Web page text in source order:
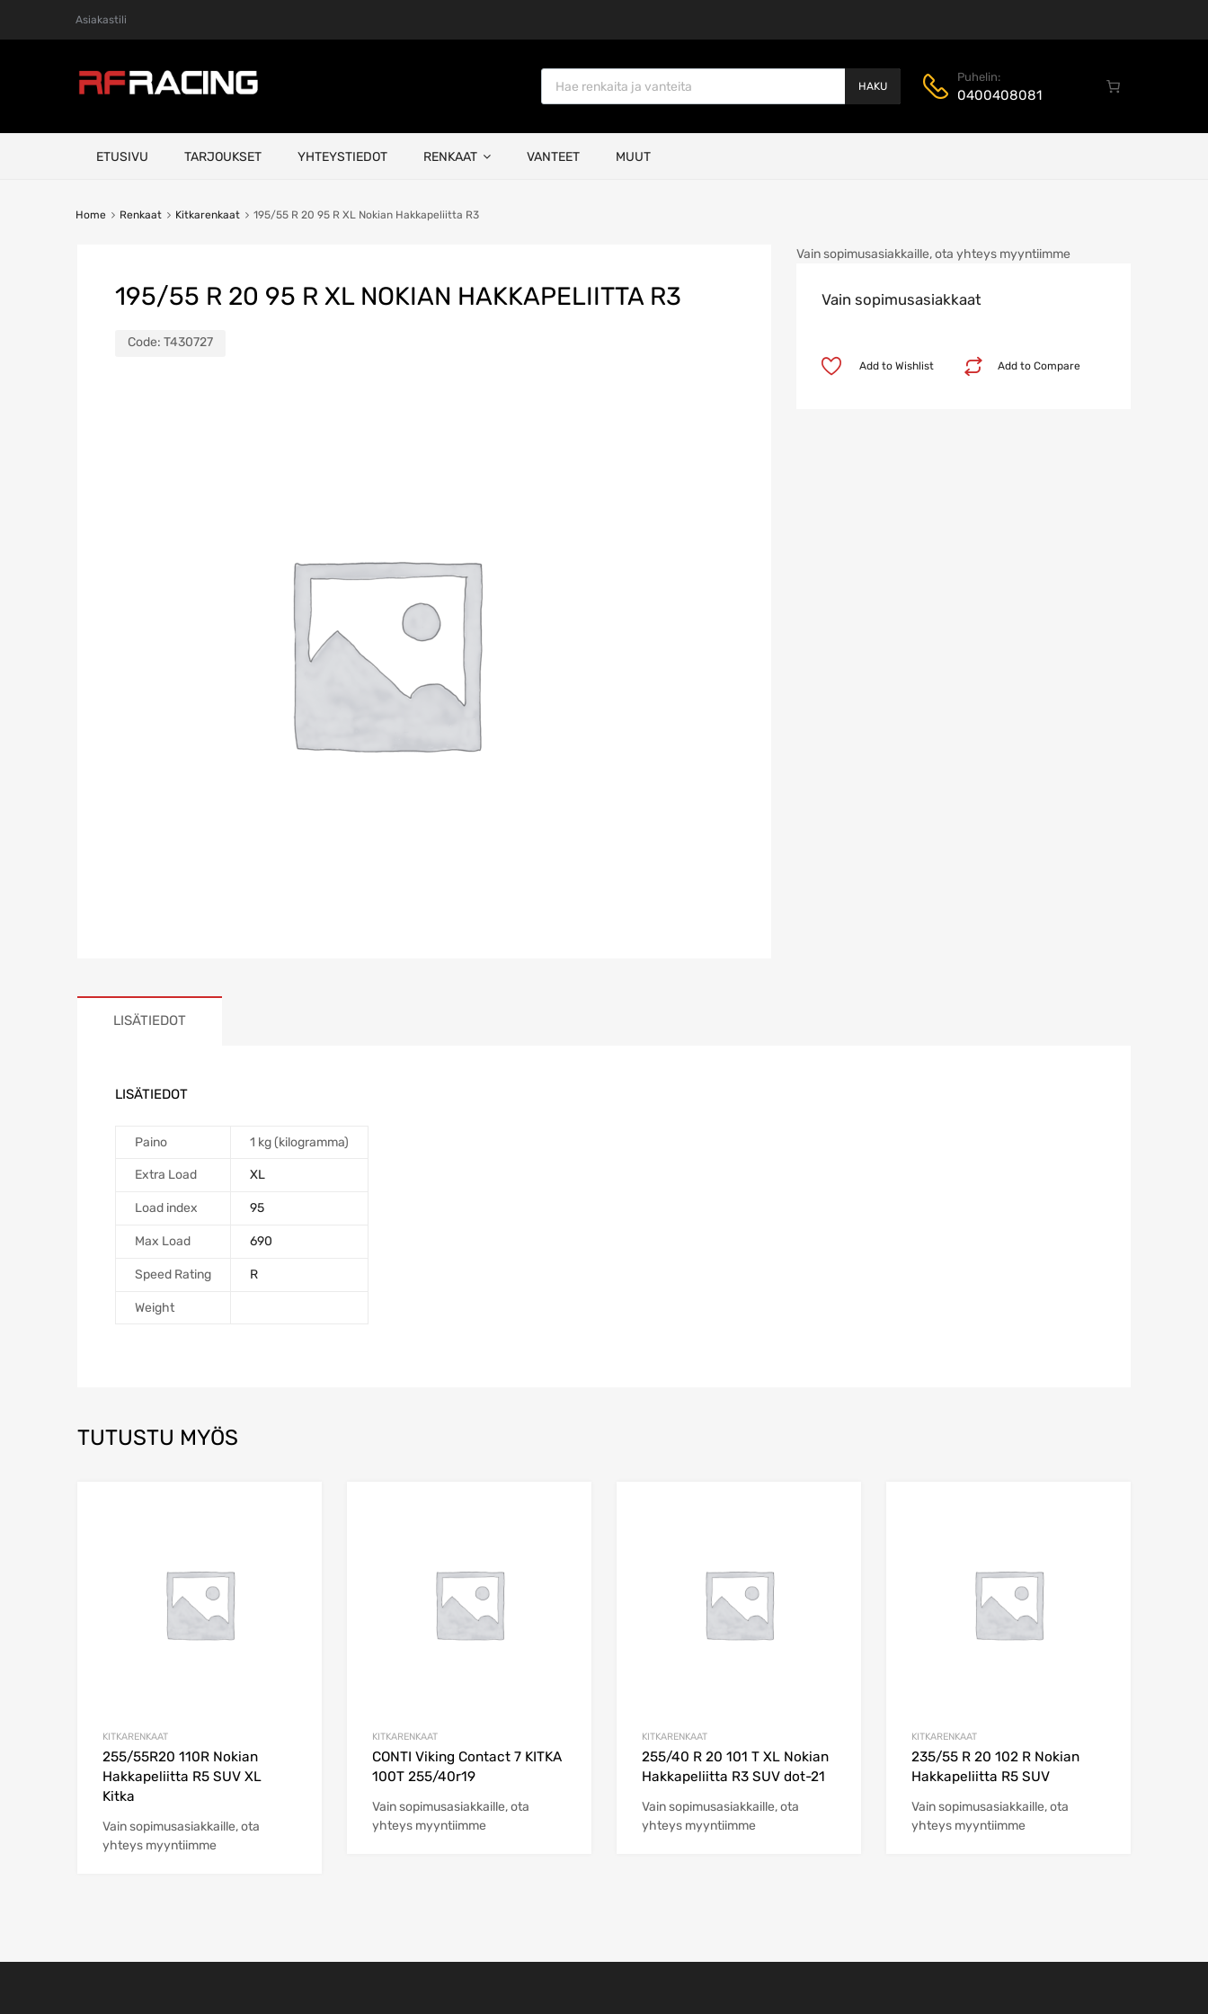
Asiakastili
Products search
HAKU
Puhelin:
0400408081
ETUSIVU TARJOUKSET YHTEYSTIEDOT RENKAAT VANTEET MUUT
Home Renkaat Kitkarenkaat 195/55 R 20 95 R XL Nokian Hakkapeliitta R3
195/55 R 20 95 R XL NOKIAN HAKKAPELIITTA R3
Code: T430727
Vain sopimusasiakkaille, ota yhteys myyntiimme
Vain sopimusasiakkaat
Add to Compare
Add to Wishlist
LISÄTIEDOT
LISÄTIEDOT
Paino 1 kg (kilogramma)
Extra Load XL
Load index 95
Max Load 690
Speed Rating R
Weight
TUTUSTU MYÖS
KITKARENKAAT
255/55R20 110R Nokian
Hakkapeliitta R5 SUV XL
Kitka
Vain sopimusasiakkaille, ota
yhteys myyntiimme
KITKARENKAAT
CONTI Viking Contact 7 KITKA
100T 255/40r19
Vain sopimusasiakkaille, ota
yhteys myyntiimme
KITKARENKAAT
255/40 R 20 101 T XL Nokian
Hakkapeliitta R3 SUV dot-21
Vain sopimusasiakkaille, ota
yhteys myyntiimme
KITKARENKAAT
235/55 R 20 102 R Nokian
Hakkapeliitta R5 SUV
Vain sopimusasiakkaille, ota
yhteys myyntiimme